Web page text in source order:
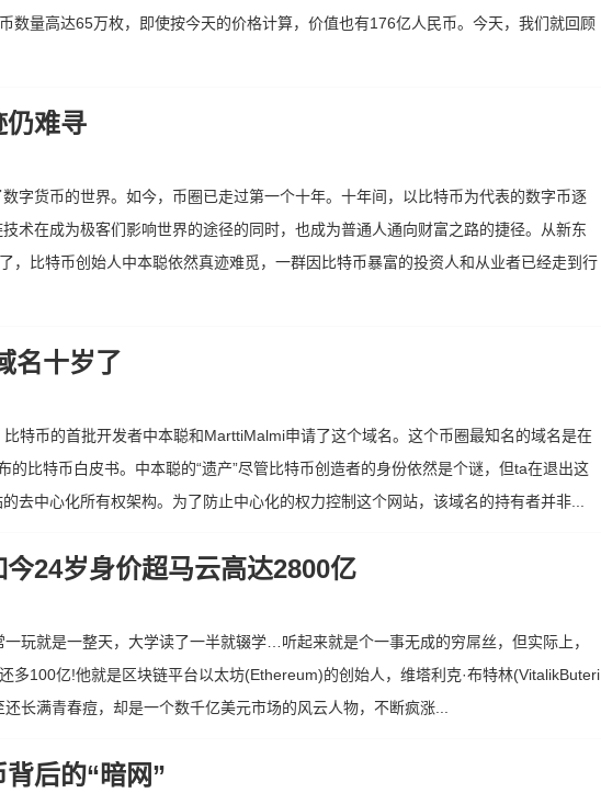
数量高达65万枚，即使按今天的价格计算，价值也有176亿人民币。今天，我们就回顾
仍难寻
字货币的世界。如今，币圈已走过第一个十年。十年间，以比特币为代表的数字币逐
术在成为极客们影响世界的途径的同时，也成为普通人通向财富之路的捷径。从新东
，比特币创始人中本聪依然真迹难觅，一群因比特币暴富的投资人和从业者已经走到行
名十岁了
特币的首批开发者中本聪和MarttiMalmi申请了这个域名。这个币圈最知名的域名是在
比特币白皮书。中本聪的“遗产”尽管比特币创造者的身份依然是个谜，但ta在退出这
去中心化所有权架构。为了防止中心化的权力控制这个网站，该域名的持有者并非...
24岁身价超马云高达2800亿
玩就是一整天，大学读了一半就辍学…听起来就是个一事无成的穷屌丝，但实际上，
多100亿!他就是区块链平台以太坊(Ethereum)的创始人，维塔利克·布特林(VitalikButeri
长满青春痘，却是一个数千亿美元市场的风云人物，不断疯涨...
后的“暗网”